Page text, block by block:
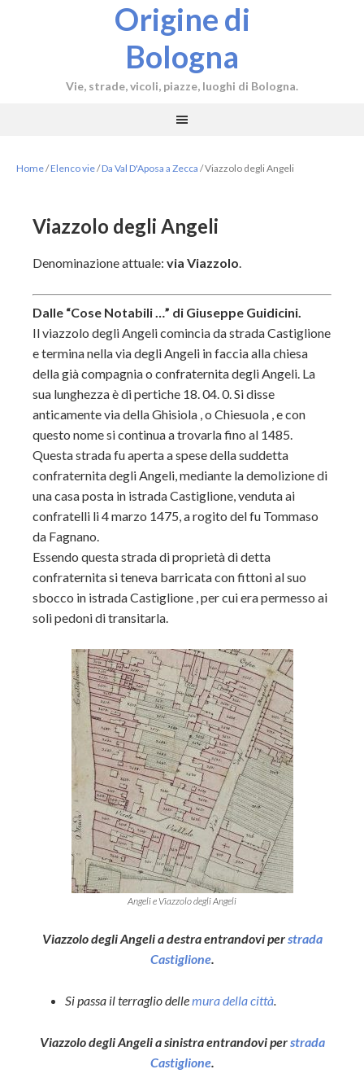
Origine di
Bologna
Vie, strade, vicoli, piazze, luoghi di Bologna.
Home/Elenco vie/Da Val D'Aposa a Zecca /Viazzolo degli Angeli
Viazzolo degli Angeli
Denominazione attuale: via Viazzolo.
Dalle “Cose Notabili …” di Giuseppe Guidicini.
Il viazzolo degli Angeli comincia da strada Castiglione
e termina nella via degli Angeli in faccia alla chiesa
della già compagnia o confraternita degli Angeli. La
sua lunghezza è di pertiche 18. 04. 0. Si disse
anticamente via della Ghisiola , o Chiesuola , e con
questo nome si continua a trovarla fino al 1485.
Questa strada fu aperta a spese della suddetta
confraternita degli Angeli, mediante la demolizione di
una casa posta in istrada Castiglione, venduta ai
confratelli li 4 marzo 1475, a rogito del fu Tommaso
da Fagnano.
Essendo questa strada di proprietà di detta
confraternita si teneva barricata con fittoni al suo
sbocco in istrada Castiglione , per cui era permesso ai
soli pedoni di transitarla.
Angeli e Viazzolo degli Angeli
Viazzolo degli Angeli a destra entrandovi perstrada
Castiglione.
Si passa il terraglio dellemura della città.
Viazzolo degli Angeli a sinistra entrandovi perstrada
Castiglione.